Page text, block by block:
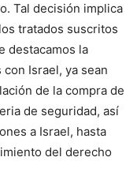
Tal decisión implica
tratados suscritos
destacamos la
Israel, ya sean
de la compra de
de seguridad, así
a Israel, hasta
del derecho